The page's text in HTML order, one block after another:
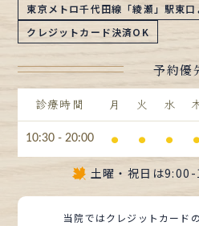
東京メトロ千代田線「綾瀬」駅東
クレジットカード決済OK
予約優
診療時間 月 火 水
10:30 - 20:00 ⚫︎ ⚫︎ ⚫︎ ⚫︎
土曜・祝日は9:00-
当院ではクレジットカード